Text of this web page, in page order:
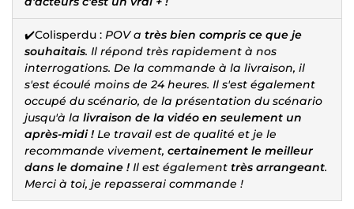
✔️Colisperdu : POV a très bien compris ce que je
souhaitais. Il répond très rapidement à nos
interrogations. De la commande à la livraison, il
s'est écoulé moins de 24 heures. Il s'est également
occupé du scénario, de la présentation du scénario
jusqu'à la livraison de la vidéo en seulement un
après-midi ! Le travail est de qualité et je le
recommande vivement, certainement le meilleur
dans le domaine ! Il est également très arrangeant.
Merci à toi, je repasserai commande !